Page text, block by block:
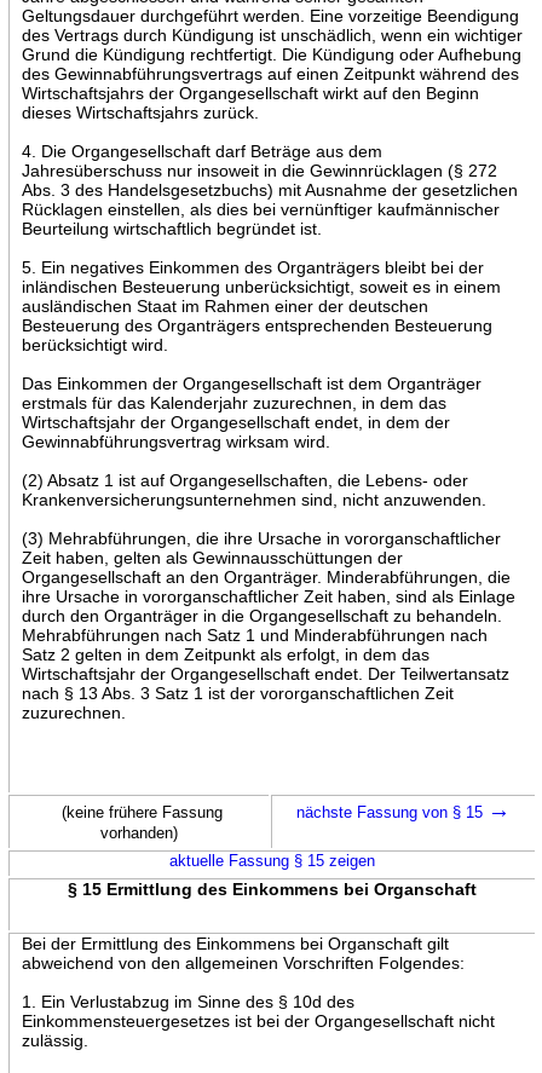
Geltungsdauer durchgeführt werden. Eine vorzeitige Beendigung
des Vertrags durch Kündigung ist unschädlich, wenn ein wichtiger
Grund die Kündigung rechtfertigt. Die Kündigung oder Aufhebung
des Gewinnabführungsvertrags auf einen Zeitpunkt während des
Wirtschaftsjahrs der Organgesellschaft wirkt auf den Beginn
dieses Wirtschaftsjahrs zurück.
4. Die Organgesellschaft darf Beträge aus dem
Jahresüberschuss nur insoweit in die Gewinnrücklagen (§ 272
Abs. 3 des Handelsgesetzbuchs) mit Ausnahme der gesetzlichen
Rücklagen einstellen, als dies bei vernünftiger kaufmännischer
Beurteilung wirtschaftlich begründet ist.
5. Ein negatives Einkommen des Organträgers bleibt bei der
inländischen Besteuerung unberücksichtigt, soweit es in einem
ausländischen Staat im Rahmen einer der deutschen
Besteuerung des Organträgers entsprechenden Besteuerung
berücksichtigt wird.
Das Einkommen der Organgesellschaft ist dem Organträger
erstmals für das Kalenderjahr zuzurechnen, in dem das
Wirtschaftsjahr der Organgesellschaft endet, in dem der
Gewinnabführungsvertrag wirksam wird.
(2) Absatz 1 ist auf Organgesellschaften, die Lebens- oder
Krankenversicherungsunternehmen sind, nicht anzuwenden.
(3) Mehrabführungen, die ihre Ursache in vororganschaftlicher
Zeit haben, gelten als Gewinnausschüttungen der
Organgesellschaft an den Organträger. Minderabführungen, die
ihre Ursache in vororganschaftlicher Zeit haben, sind als Einlage
durch den Organträger in die Organgesellschaft zu behandeln.
Mehrabführungen nach Satz 1 und Minderabführungen nach
Satz 2 gelten in dem Zeitpunkt als erfolgt, in dem das
Wirtschaftsjahr der Organgesellschaft endet. Der Teilwertansatz
nach § 13 Abs. 3 Satz 1 ist der vororganschaftlichen Zeit
zuzurechnen.
(keine frühere Fassung
vorhanden)
nächste Fassung von § 15 →
aktuelle Fassung § 15 zeigen
§ 15 Ermittlung des Einkommens bei Organschaft
Bei der Ermittlung des Einkommens bei Organschaft gilt
abweichend von den allgemeinen Vorschriften Folgendes:
1. Ein Verlustabzug im Sinne des § 10d des
Einkommensteuergesetzes ist bei der Organgesellschaft nicht
zulässig.